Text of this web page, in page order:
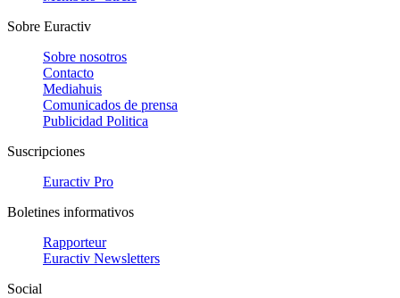
Sobre Euractiv
Sobre nosotros
Contacto
Mediahuis
Comunicados de prensa
Publicidad Politica
Suscripciones
Euractiv Pro
Boletines informativos
Rapporteur
Euractiv Newsletters
Social